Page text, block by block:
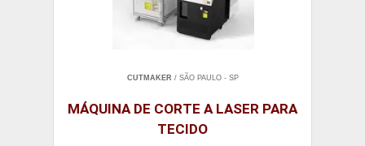
CUTMAKER / SÃO PAULO - SP
MÁQUINA DE CORTE A LASER PARA
TECIDO